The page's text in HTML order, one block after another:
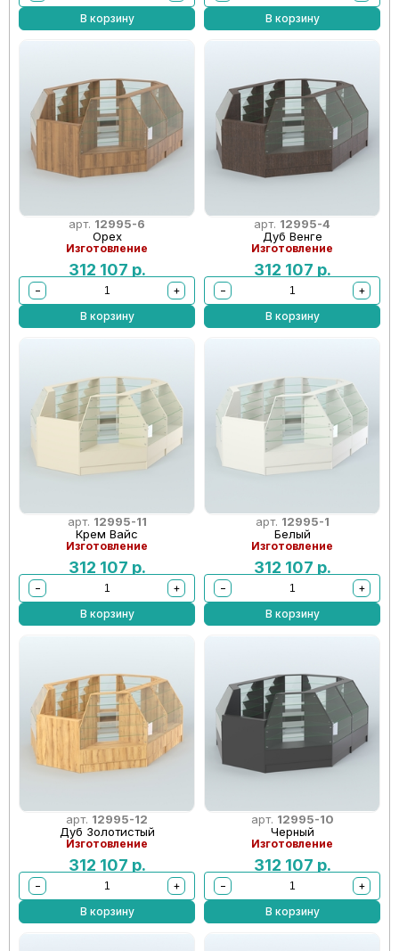
В корзину
В корзину
арт. 12995-6
Орех
Изготовление
312 107 р.
−
+
В корзину
арт. 12995-4
Дуб Венге
Изготовление
312 107 р.
−
+
В корзину
арт. 12995-11
Крем Вайс
Изготовление
312 107 р.
−
+
В корзину
арт. 12995-1
Белый
Изготовление
312 107 р.
−
+
В корзину
арт. 12995-12
Дуб Золотистый
Изготовление
312 107 р.
−
+
В корзину
арт. 12995-10
Черный
Изготовление
312 107 р.
−
+
В корзину